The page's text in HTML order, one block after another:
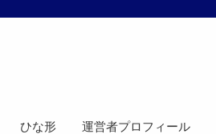
ひな形 運営者プロフィール